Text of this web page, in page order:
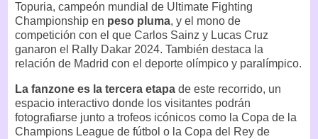
Topuria, campeón mundial de Ultimate Fighting
Championship en peso pluma, y el mono de
competición con el que Carlos Sainz y Lucas Cruz
ganaron el Rally Dakar 2024. También destaca la
relación de Madrid con el deporte olímpico y paralímpico.
La fanzone es la tercera etapa de este recorrido, un
espacio interactivo donde los visitantes podrán
fotografiarse junto a trofeos icónicos como la Copa de la
Champions League de fútbol o la Copa del Rey de